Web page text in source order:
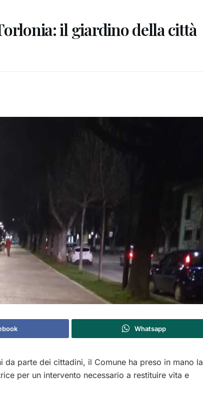
il giardino della città
Whatsapp
da parte dei cittadini, il Comune ha preso in mano la
per un intervento necessario a restituire vita e